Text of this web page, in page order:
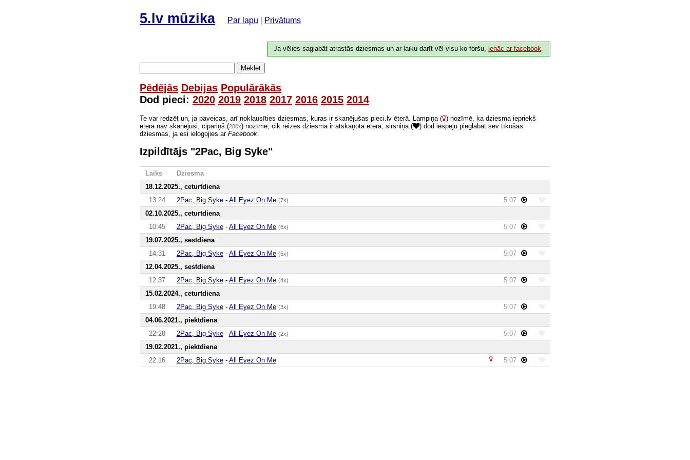
5.lv mūzika Par lapu Privātums
Ja vēlies saglabāt atrastās dziesmas un ar laiku darīt vēl visu ko foršu,ienāc ar facebook.
Meklēt
Pēdējās Debijas Populārākās
Dod pieci: 2020 2019 2018 2017 2016 2015 2014
Te var redzēt un, ja paveicas, arī noklausīties dziesmas, kuras ir skanējušas pieci.lv ēterā. Lampiņa ( ) nozīmē, ka dziesma iepriekš
ēterā nav skanējusi, cipariņš (200x) nozīmē, cik reizes dziesma ir atskaņota ēterā, sirsniņa (
) dod iespēju pieglabāt sev tīkošās
dziesmas, ja esi ielogojies ar Facebook
Izpildītājs "2Pac, Big Syke"
Laiks
Dziesma
18.12.2025., ceturtdiena
13:24
2Pac, Big Syke- All Eyez On Me (7x)
5:07
02.10.2025., ceturtdiena
10:45
2Pac, Big Syke- All Eyez On Me (6x)
5:07
19.07.2025., sestdiena
14:31
2Pac, Big Syke- All Eyez On Me (5x)
5:07
12.04.2025., sestdiena
12:37
2Pac, Big Syke- All Eyez On Me (4x)
5:07
15.02.2024., ceturtdiena
19:48
2Pac, Big Syke- All Eyez On Me (3x)
5:07
04.06.2021., piektdiena
22:28
2Pac, Big Syke- All Eyez On Me (2x)
5:07
19.02.2021., piektdiena
22:16
2Pac, Big Syke- All Eyez On Me 5:07